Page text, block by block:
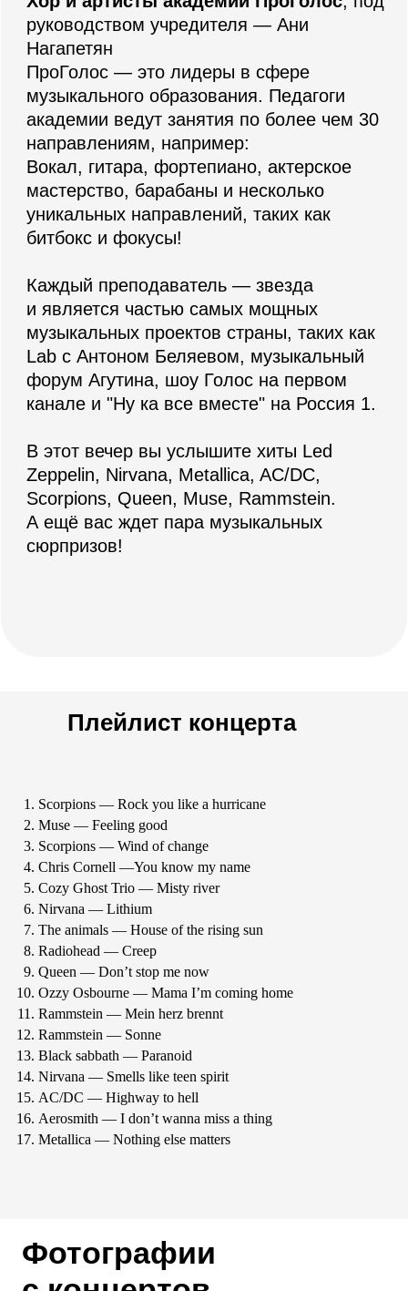
Zeppelin, Nirvana, Metallica, AC/DC,
Scorpions, Queen, Muse, Rammstein.
А ещё вас ждет пара музыкальных
сюрпризов!
Плейлист концерта
Scorpions — Rock you like a hurricane
Muse — Feeling good
Scorpions — Wind of change
Chris Cornell —You know my name
Cozy Ghost Trio — Misty river
Nirvana — Lithium
The animals — House of the rising sun
Radiohead — Creep
Queen — Don’t stop me now
Ozzy Osbourne — Mama I’m coming home
Rammstein — Mein herz brennt
Rammstein — Sonne
Black sabbath — Paranoid
Nirvana — Smells like teen spirit
AC/DC — Highway to hell
Aerosmith — I don’t wanna miss a thing
Metallica — Nothing else matters